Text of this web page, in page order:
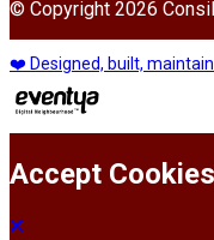
© Copyright 2026
❤️ Designed, built,
Accept Cookies